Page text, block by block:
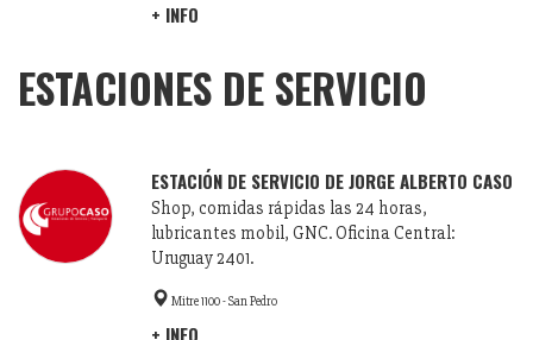
+ INFO
ESTACIONES DE SERVICIO
ESTACIÓN DE SERVICIO DE JORGE ALBERTO CASO
Shop, comidas rápidas las 24 horas,
lubricantes mobil, GNC. Oficina Central:
Uruguay 2401.
Mitre 1100 - San Pedro
+ INFO